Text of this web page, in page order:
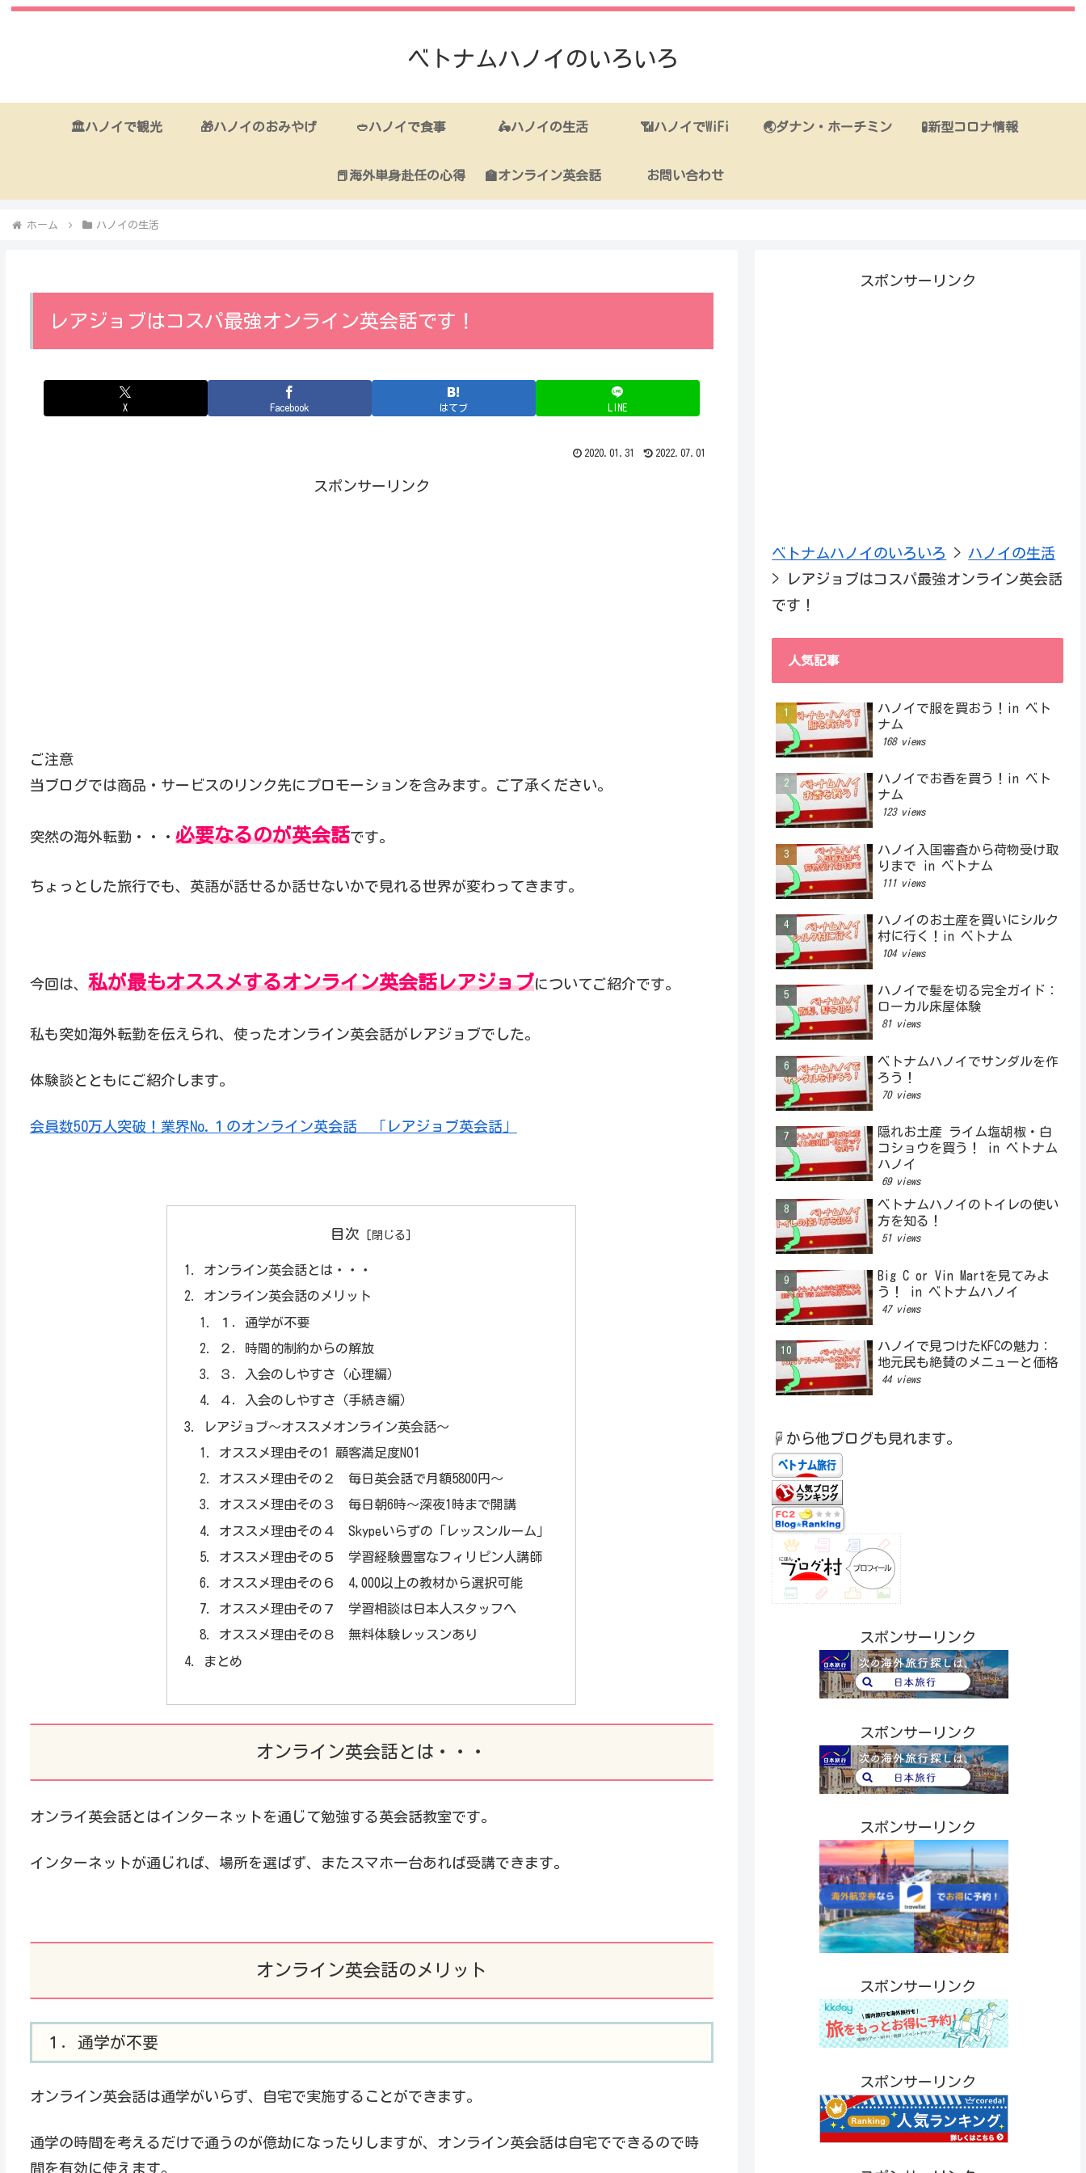
ベトナムハノイのいろいろ
🏛ハノイで観光 🎁ハノイのおみやげ 🥙ハノイで食事 🛵ハノイの生活 📶ハノイでWiFi 🌏ダナン・ホーチミン 🧪新型コロナ情報
📕海外単身赴任の心得 🏫オンライン英会話 お問い合わせ
ホーム ハノイの生活
レアジョブはコスパ最強オンライン英会話です！
X Facebook はてブ LINE
2020.01.31 2022.07.01
スポンサーリンク
ご注意
当ブログでは商品・サービスのリンク先にプロモーションを含みます。ご了承ください。
突然の海外転勤・・・ 必要なるのが英会話です。
ちょっとした旅行でも、英語が話せるか話せないかで見れる世界が変わってきます。
今回は、 私が最もオススメするオンライン英会話レアジョブについてご紹介です。
私も突如海外転勤を伝えられ、使ったオンライン英会話がレアジョブでした。
体験談とともにご紹介します。
会員数50万人突破！業界No.１のオンライン英会話 「レアジョブ英会話」
目次
オンライン英会話とは・・・
オンライン英会話のメリット
１．通学が不要
２．時間的制約からの解放
３．入会のしやすさ（心理編）
４．入会のしやすさ（手続き編）
レアジョブ～オススメオンライン英会話～
オススメ理由その1 顧客満足度NO1
オススメ理由その２ 毎日英会話で月額5800円～
オススメ理由その３ 毎日朝6時～深夜1時まで開講
オススメ理由その４ Skypeいらずの「レッスンルーム」
オススメ理由その５ 学習経験豊富なフィリピン人講師
オススメ理由その６ 4,000以上の教材から選択可能
オススメ理由その７ 学習相談は日本人スタッフへ
オススメ理由その８ 無料体験レッスンあり
まとめ
オンライン英会話とは・・・
オンライ英会話とはインターネットを通じて勉強する英会話教室です。
インターネットが通じれば、場所を選ばず、またスマホ一台あれば受講できます。
オンライン英会話のメリット
１．通学が不要
オンライン英会話は通学がいらず、自宅で実施することができます。
通学の時間を考えるだけで通うのが億劫になったりしますが、オンライン英会話は自宅でできるので時
間を有効に使えます。
スポンサーリンク
ベトナムハノイのいろいろ > ハノイの生活
>
レアジョブはコスパ最強オンライン英会話
です！
人気記事
ハノイで服を買おう！in ベト
ナム
168 views
ハノイでお香を買う！in ベト
ナム
123 views
ハノイ入国審査から荷物受け取
りまで in ベトナム
111 views
ハノイのお土産を買いにシルク
村に行く！in ベトナム
104 views
ハノイで髪を切る完全ガイド：
ローカル床屋体験
81 views
ベトナムハノイでサンダルを作
ろう！
70 views
隠れお土産 ライム塩胡椒・白
コショウを買う！ in ベトナム
ハノイ
69 views
ベトナムハノイのトイレの使い
方を知る！
51 views
Big C or Vin Martを見てみよ
う！ in ベトナムハノイ
47 views
ハノイで見つけたKFCの魅力：
地元民も絶賛のメニューと価格
44 views
☟から他ブログも見れます。
スポンサーリンク
スポンサーリンク
スポンサーリンク
スポンサーリンク
スポンサーリンク